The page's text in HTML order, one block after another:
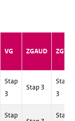
VG ZGAUD ZGVIS
Stap
3
Stap 3
Stap
3
Stap
Stap